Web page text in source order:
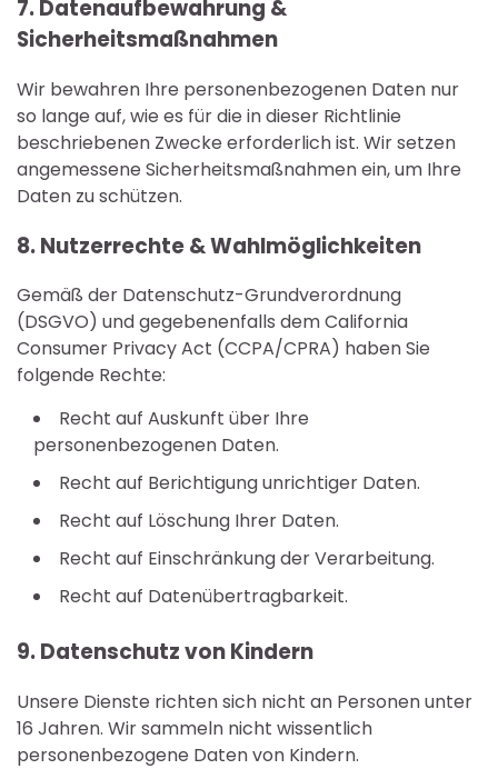
7. Datenaufbewahrung &
Sicherheitsmaßnahmen
Wir bewahren Ihre personenbezogenen Daten nur
so lange auf, wie es für die in dieser Richtlinie
beschriebenen Zwecke erforderlich ist. Wir setzen
angemessene Sicherheitsmaßnahmen ein, um Ihre
Daten zu schützen.
8. Nutzerrechte & Wahlmöglichkeiten
Gemäß der Datenschutz-Grundverordnung
(DSGVO) und gegebenenfalls dem California
Consumer Privacy Act (CCPA/CPRA) haben Sie
folgende Rechte:
Recht auf Auskunft über Ihre
personenbezogenen Daten.
Recht auf Berichtigung unrichtiger Daten.
Recht auf Löschung Ihrer Daten.
Recht auf Einschränkung der Verarbeitung.
Recht auf Datenübertragbarkeit.
9. Datenschutz von Kindern
Unsere Dienste richten sich nicht an Personen unter
16 Jahren. Wir sammeln nicht wissentlich
personenbezogene Daten von Kindern.